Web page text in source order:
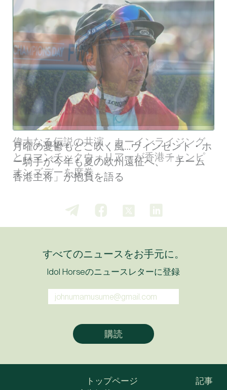
月曜の憂鬱もどこ吹く風…ヴィンセント・ホ
ー騎手が今年も夏の欧州遠征へ、「チーム
香港主将」が抱負を語る
すべてのニュースをお手元に。
Idol Horseのニュースレターに登録